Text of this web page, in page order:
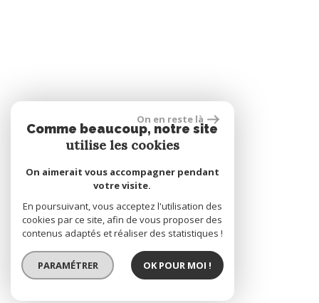
On en reste là
Comme beaucoup, notre site
utilise les cookies
On aimerait vous accompagner pendant
votre visite.
En poursuivant, vous acceptez l'utilisation des
cookies par ce site, afin de vous proposer des
contenus adaptés et réaliser des statistiques !
PARAMÉTRER OK POUR MOI !